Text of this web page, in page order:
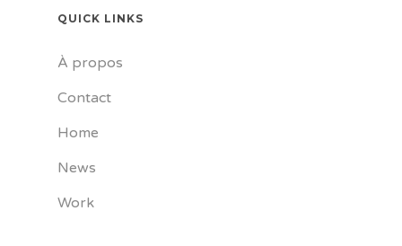
QUICK LINKS
À propos
Contact
Home
News
Work